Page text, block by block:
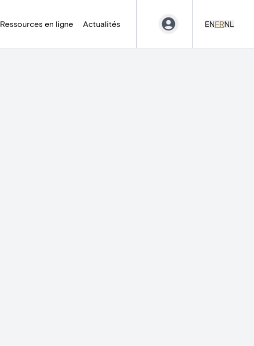
Ressources en ligne Actualités ENFRNL